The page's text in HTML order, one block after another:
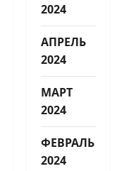
2024
АПРЕЛЬ
2024
МАРТ
2024
ФЕВРАЛЬ
2024